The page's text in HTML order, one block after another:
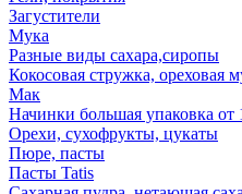
Загустители
Мука
Разные виды сахара,сиропы
Кокосовая стружка, ореховая
Мак
Начинки большая упаковка от
Орехи, сухофрукты, цукаты
Пюре, пасты
Пасты Tatis